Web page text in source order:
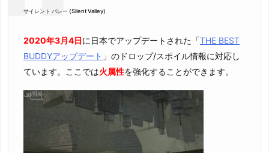
サイレント バレー (Silent Valley)
2020年3月4日に日本でアップデートされた「THE BEST
BUDDYアップデート 」のドロップ/スポイル情報に対応し
ています。ここでは火属性を強化することができます。